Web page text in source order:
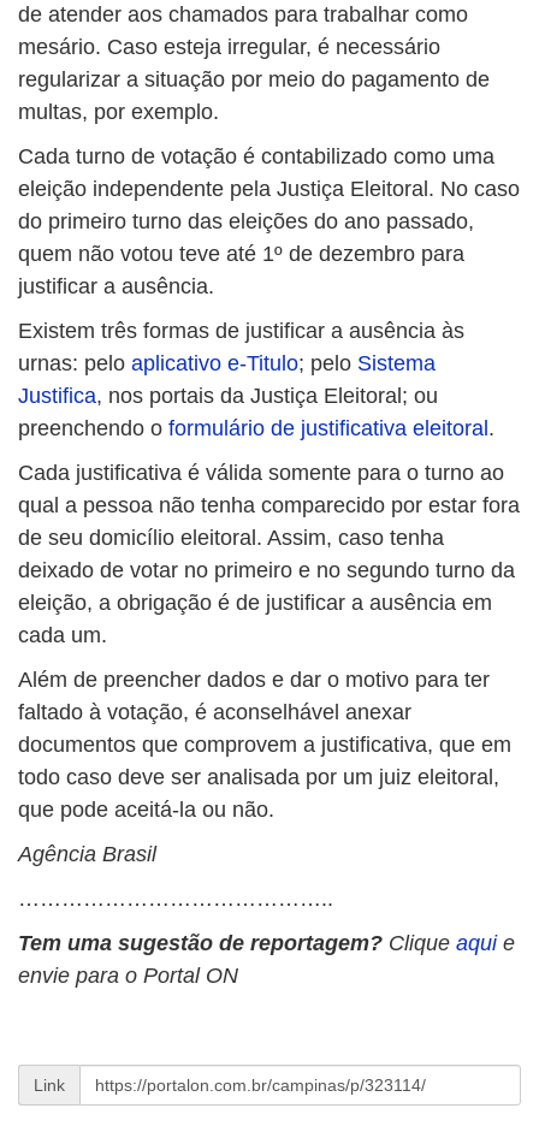
de atender aos chamados para trabalhar como
mesário. Caso esteja irregular, é necessário
regularizar a situação por meio do pagamento de
multas, por exemplo.
Cada turno de votação é contabilizado como uma
eleição independente pela Justiça Eleitoral. No caso
do primeiro turno das eleições do ano passado,
quem não votou teve até 1º de dezembro para
justificar a ausência.
Existem três formas de justificar a ausência às
urnas: pelo aplicativo e-Titulo; pelo Sistema
Justifica, nos portais da Justiça Eleitoral; ou
preenchendo o formulário de justificativa eleitoral.
Cada justificativa é válida somente para o turno ao
qual a pessoa não tenha comparecido por estar fora
de seu domicílio eleitoral. Assim, caso tenha
deixado de votar no primeiro e no segundo turno da
eleição, a obrigação é de justificar a ausência em
cada um.
Além de preencher dados e dar o motivo para ter
faltado à votação, é aconselhável anexar
documentos que comprovem a justificativa, que em
todo caso deve ser analisada por um juiz eleitoral,
que pode aceitá-la ou não.
Agência Brasil
……………………………………..
Tem uma sugestão de reportagem? Clique aqui e
envie para o Portal ON
Link